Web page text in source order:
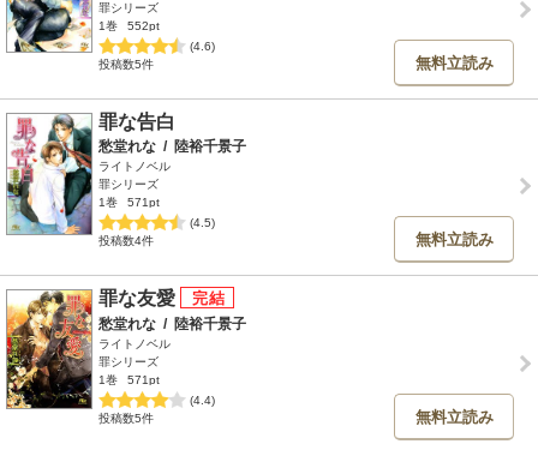
罪シリーズ
1巻
552pt
(4.6)
投稿数5件
無料立読み
罪な告白
愁堂れな / 陸裕千景子
ライトノベル
罪シリーズ
1巻
571pt
(4.5)
投稿数4件
無料立読み
罪な友愛
愁堂れな / 陸裕千景子
ライトノベル
罪シリーズ
1巻
571pt
(4.4)
投稿数5件
無料立読み